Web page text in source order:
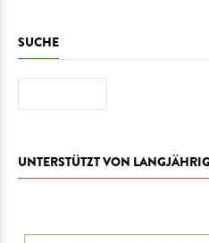
SUCHE
UNTERSTÜTZT VON